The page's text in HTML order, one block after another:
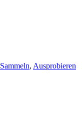
Sammeln, Ausprobieren